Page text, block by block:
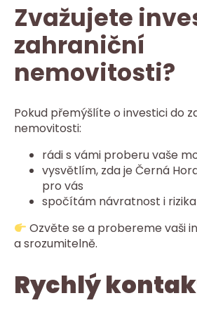
Zvažujete
zahraniční
nemovitosti?
Pokud přemýšlíte o investici do
nemovitosti:
rádi s vámi proberu vaše
vysvětlím, zda je Černá
pro vás
spočítám návratnost i rizika
Ozvěte se a probereme vaši
a srozumitelně.
Rychlý